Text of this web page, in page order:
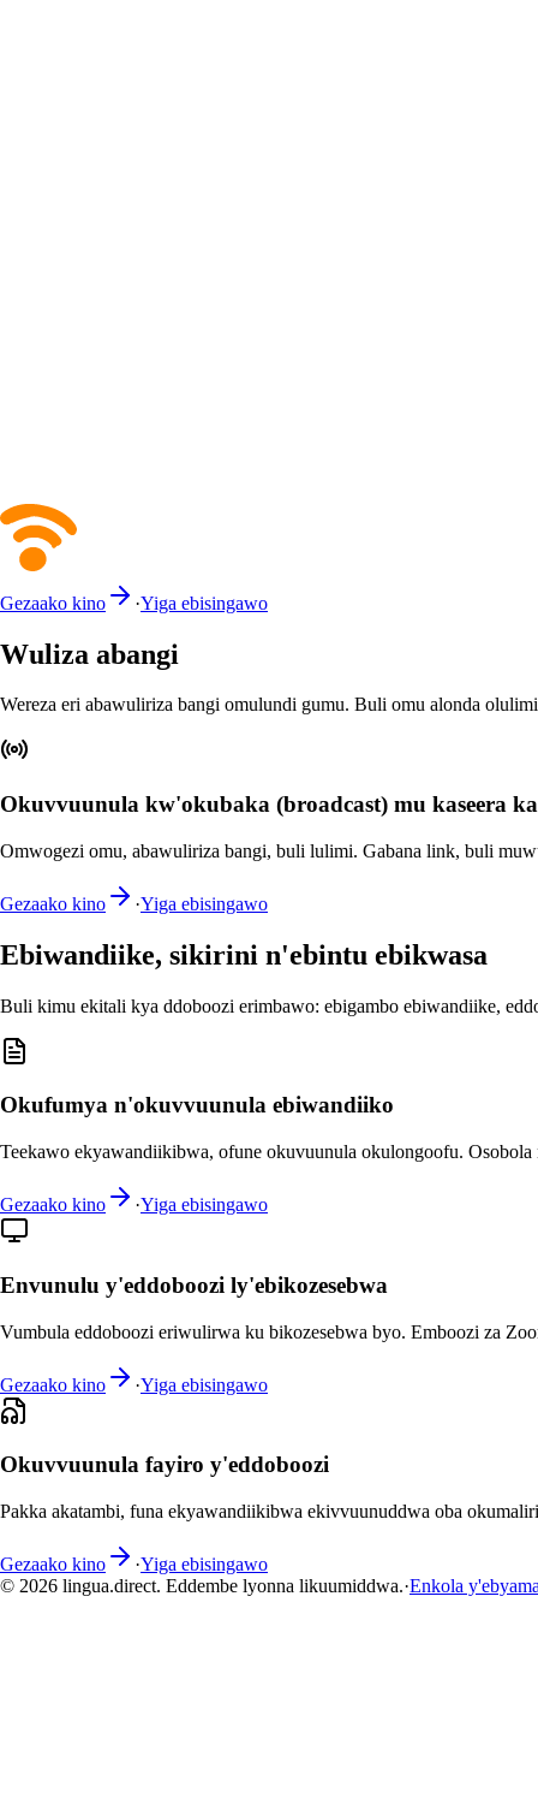
Gezaako kino ·Yiga ebisingawo
Wuliza abangi
Wereza eri abawuliriza bangi omulundi gumu. Buli omu alonda
Okuvvuunula kw'okubaka (broadcast) mu kaseera
Omwogezi omu, abawuliriza bangi, buli lulimi. Gabana link, buli
Gezaako kino ·Yiga ebisingawo
Ebiwandiike, sikirini n'ebintu ebikwasa
Buli kimu ekitali kya ddoboozi erimbawo: ebigambo ebiwandiike,
Okufumya n'okuvvuunula ebiwandiiko
Teekawo ekyawandiikibwa, ofune okuvuunula okulongoofu.
Gezaako kino ·Yiga ebisingawo
Envunulu y'eddoboozi ly'ebikozesebwa
Vumbula eddoboozi eriwulirwa ku bikozesebwa byo. Emboozi za
Gezaako kino ·Yiga ebisingawo
Okuvvuunula fayiro y'eddoboozi
Pakka akatambi, funa ekyawandiikibwa ekivvuunuddwa oba
Gezaako kino ·Yiga ebisingawo
© 2026 lingua.direct. Eddembe lyonna likuumiddwa.·Enkola